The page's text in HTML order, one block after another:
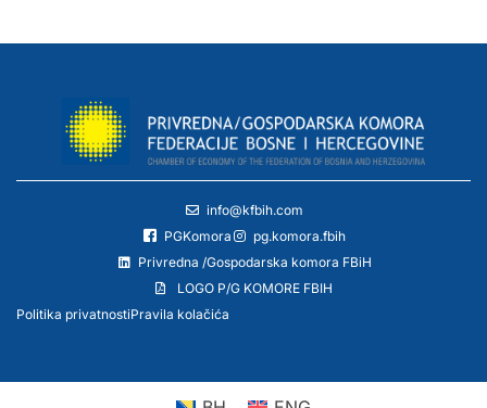
info@kfbih.com
PGKomora
pg.komora.fbih
Privredna /Gospodarska komora FBiH
LOGO P/G KOMORE FBIH
Politika privatnostiPravila kolačića